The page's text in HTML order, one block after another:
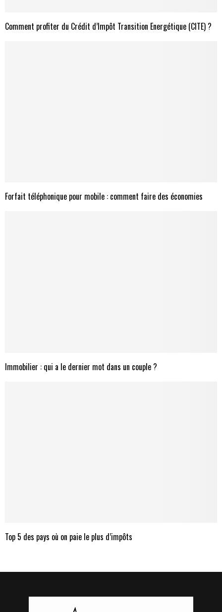
Comment profiter du Crédit d’Impôt Transition Energétique (CITE) ?
Forfait téléphonique pour mobile : comment faire des économies
Immobilier : qui a le dernier mot dans un couple ?
Top 5 des pays où on paie le plus d’impôts